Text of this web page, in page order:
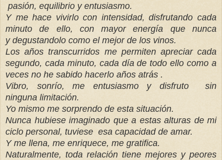
pasión, equilibrio y entusiasmo.
Y me hace vivirlo con intensidad, disfrutando cada
minuto de ello, con mayor energía que nunca
y degustandolo como el mejor de los vinos.
Los años transcurridos me permitenapreciar cada
segundo, cada minuto, cada día de todo ello como a
veces no he sabido hacerlo años atrás .
Vibro, sonrío, me entusiasmo y disfruto sin
ninguna limitación.
Yo mismo me sorprendo de esta situación.
Nunca hubiese imaginado que a estas alturas de mi
ciclo personal, tuviese esa capacidad de amar.
Y me llena, me enriquece, me gratifica.
Naturalmente, toda relación tiene mejores y peores